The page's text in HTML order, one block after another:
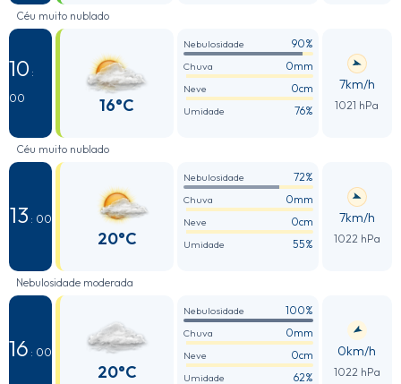
Céu muito nublado
10 :
00
16°C
Nebulosidade 90%
Chuva 0mm
Neve 0cm
Umidade 76%
7km/h
1021 hPa
Céu muito nublado
13 : 00
20°C
Nebulosidade 72%
Chuva 0mm
Neve 0cm
Umidade 55%
7km/h
1022 hPa
Nebulosidade moderada
16 : 00
20°C
Nebulosidade 100%
Chuva 0mm
Neve 0cm
Umidade 62%
0km/h
1022 hPa